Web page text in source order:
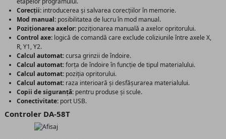
Corecții: introducerea și salvarea corecțiilor în memorie.
Mod manual: posibilitatea de lucru în mod manual.
Poziționarea axelor: poziționarea manuală a axelor opritorului.
Control axe: logică de comandă care exclude coliziunile între axele X,
R, Y1, Y2.
Calcul automat:cursa grinzii de îndoire.
Calcul automat:forța de îndoire în funcție de tipul materialului.
Calcul automat: poziția opritorului.
Calcul automat: raza interioară și desfășurarea materialului.
Copii de siguranță: pentru produse și scule.
Conectivitate: port USB.
Controler DA-58T